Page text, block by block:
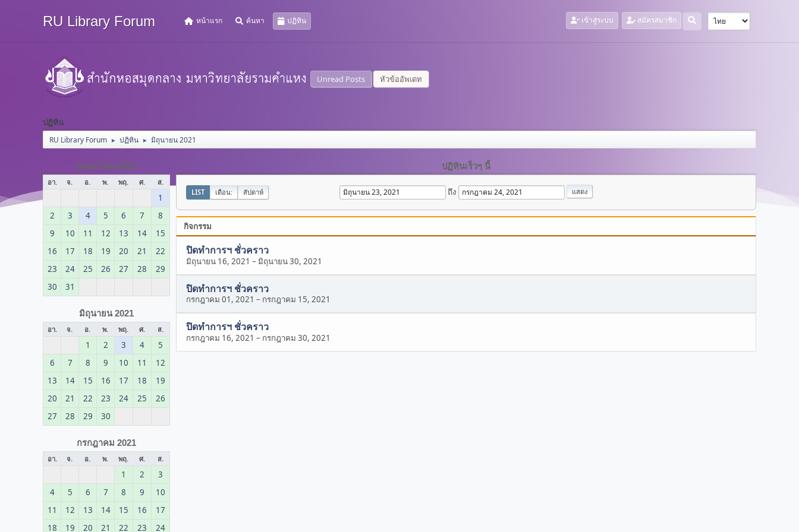
RU Library Forum หน้าแรก ค้นหา ปฏิทิน เข้าสู่ระบบ สมัครสมาชิก
Unread Posts หัวข้ออัพเดท
ปฏิทิน
RU Library Forum ► ปฏิทิน ► มิถุนายน 2021
พฤษภาคม 2021
อา. จ. อ. พ. พฤ. ศ. ส.
1
2
3 4 5 6 7
8
9
10 11 12 13 14
15
16
17 18 19 20 21
22
23
24 25 26 27 28
29
30
31
มิถุนายน 2021
อา. จ. อ. พ. พฤ. ศ. ส.
1 2 3 4
5
6
7 8 9 10 11
12
13
14 15 16 17 18
19
20
21 22 23 24 25
26
27
28 29 30
กรกฎาคม 2021
อา. จ. อ. พ. พฤ. ศ. ส.
1 2
3
4
5 6 7 8 9
10
11
12 13 14 15 16
17
18
19 20 21 22 23 24
ปฏิทินเร็วๆ นี้
LIST เดือน: สัปดาห์ ถึง
กิจกรรม
ปิดทำการฯ ชั่วคราว
มิถุนายน 16, 2021 – มิถุนายน 30, 2021
ปิดทำการฯ ชั่วคราว
กรกฎาคม 01, 2021 – กรกฎาคม 15, 2021
ปิดทำการฯ ชั่วคราว
กรกฎาคม 16, 2021 – กรกฎาคม 30, 2021